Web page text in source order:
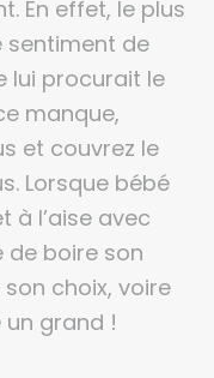
En effet, le plus
sentiment de
lui procurait le
manque,
et couvrez le
Lorsque bébé
à l’aise avec
de boire son
choix, voire
grand !